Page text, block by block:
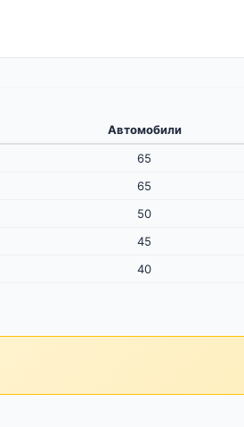
Автомобили
65
65
50
45
40